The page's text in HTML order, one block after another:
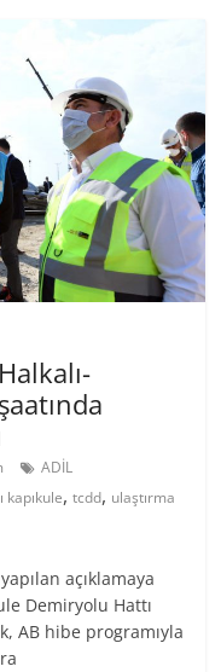
ADİL
kapıkule,tcdd, ulaştırma
açıklamaya
Demiryolu Hattı
AB hibe programıyla